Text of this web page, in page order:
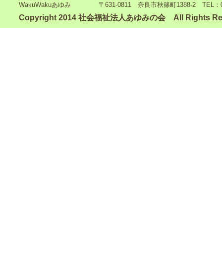
WakuWakuあゆみ 〒631-0811 奈良市秋篠町1388-2 TEL：
Copyright 2014 社会福祉法人あゆみの会 All Rights